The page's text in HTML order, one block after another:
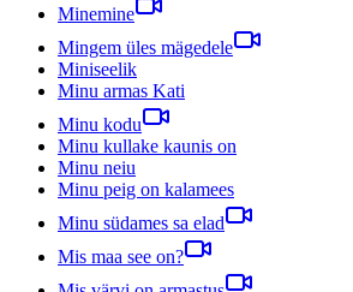
Minemine
Mingem üles mägedele
Miniseelik
Minu armas Kati
Minu kodu
Minu kullake kaunis on
Minu neiu
Minu peig on kalamees
Minu südames sa elad
Mis maa see on?